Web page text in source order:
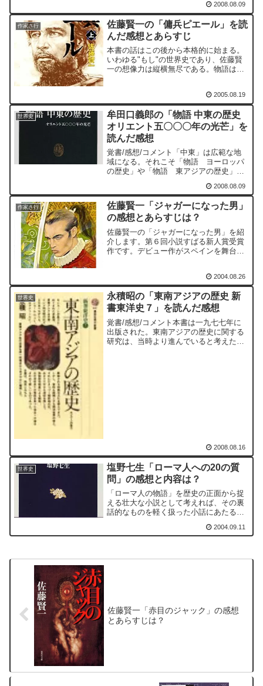
国家でもあり、宗教は改革派、カトリッ
ク、古カトリックを主体とする。国家と
しての歴史はドイツ語圏...
2008.08.09
作家さ行
佐藤賢一の「傭兵ピエール」を読
んだ感想とあらすじ
本書の話はこの後から本格的に始まる。
いわゆる"もし"の世界史であり、佐藤賢
一の想像力は縦横無尽である。物語は意
2005.08.19
世界史
牟田口義郎の「物語 中東の歴史
オリエント五〇〇〇年の光芒」を
読んだ感想
覚書/感想/コメント「中東」は広範な地
域になる。それこそ「物語 ヨーロッパ
の歴史」や「物語 東アジアの歴史」と
そも「中東」には二つの古代文明が内包
される。エジプトとインダスである。こ
のそれぞれの地域から掘...
2008.08.09
作家さ行
佐藤賢一「ジャガーになった男」
の感想とあらすじは？
佐藤賢一の「ジャガーになった男」を紹
介します。第６回小説すばる新人賞受賞
作です。デビュー作がスペインを舞台に
賞するまでの間や、その後しばらくはフ
ランスを舞台にしたものが...
2004.08.26
世界史
永積昭の「東南アジアの歴史 新
書東洋史７」を読んだ感想
覚書/感想/コメント本書は一九七七年に
出版された。東南アジアの歴史に関する
研究は、当時より進んでいると考えた方
2008.08.16
世界史
塩野七生「ローマ人への20の質
問」の感想と内容は？
「ローマ人の物語」を歴史の正面から捉
える壮大な小説として考えれば、その裏
話的なものを軽く扱った小話にあたるの
門的な学問への入門書的な意味合いがあ
2004.09.11
佐藤賢一「赤目のジャック」の感想
とあらすじは？